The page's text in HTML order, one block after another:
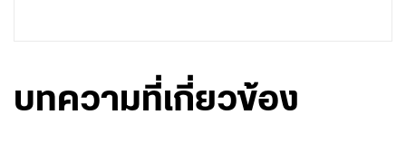
บทความที่เกี่ยวข้อง